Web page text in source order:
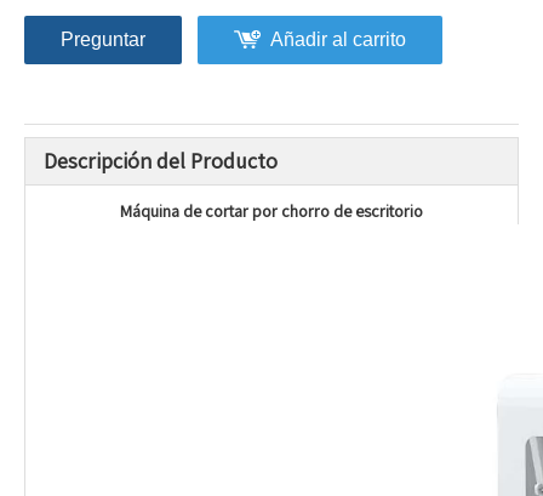
Preguntar Añadir al carrito
Descripción del Producto
Máquina de cortar por chorro de escritorio